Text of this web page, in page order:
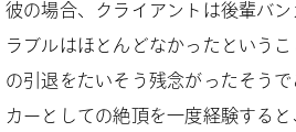
彼の場合、クライアントは後輩バ
ラブルはほとんどなかったという
の引退をたいそう残念がったそう
カーとしての絶頂を一度経験する